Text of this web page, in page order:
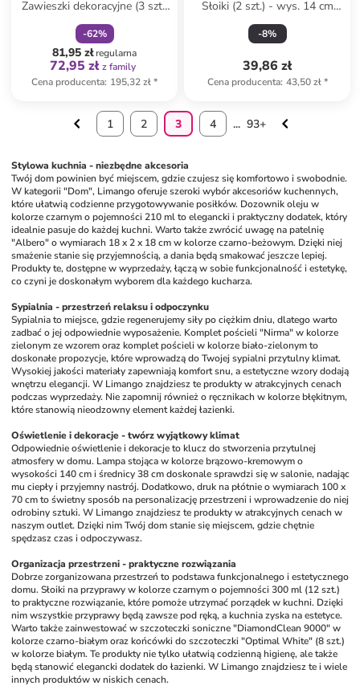
Zawieszki dekoracyjne (3 szt.)
ze wzorem - dł. 12 cm
-62%
81,95 złregularna
72,95 zł z family
Cena producenta: 195,32 zł*
Słoiki (2 szt.) - wys. 14 cm
(produkt niespodzianka)
-8%
39,86 zł
Cena producenta: 43,50 zł*
1 2 3 4 ... 93+
Stylowa kuchnia - niezbędne akcesoria
Twój dom powinien być miejscem, gdzie czujesz się komfortowo i swobodnie.
W kategorii "Dom", Limango oferuje szeroki wybór akcesoriów kuchennych,
które ułatwią codzienne przygotowywanie posiłków. Dozownik oleju w
kolorze czarnym o pojemności 210 ml to elegancki i praktyczny dodatek, który
idealnie pasuje do każdej kuchni. Warto także zwrócić uwagę na patelnię
"Albero" o wymiarach 18 x 2 x 18 cm w kolorze czarno-beżowym. Dzięki niej
smażenie stanie się przyjemnością, a dania będą smakować jeszcze lepiej.
Produkty te, dostępne w wyprzedaży, łączą w sobie funkcjonalność i estetykę,
co czyni je doskonałym wyborem dla każdego kucharza.
Sypialnia - przestrzeń relaksu i odpoczynku
Sypialnia to miejsce, gdzie regenerujemy siły po ciężkim dniu, dlatego warto
zadbać o jej odpowiednie wyposażenie. Komplet pościeli "Nirma" w kolorze
zielonym ze wzorem oraz komplet pościeli w kolorze biało-zielonym to
doskonałe propozycje, które wprowadzą do Twojej sypialni przytulny klimat.
Wysokiej jakości materiały zapewniają komfort snu, a estetyczne wzory dodają
wnętrzu elegancji. W Limango znajdziesz te produkty w atrakcyjnych cenach
podczas wyprzedaży. Nie zapomnij również o ręcznikach w kolorze błękitnym,
które stanowią nieodzowny element każdej łazienki.
Oświetlenie i dekoracje - twórz wyjątkowy klimat
Odpowiednie oświetlenie i dekoracje to klucz do stworzenia przytulnej
atmosfery w domu. Lampa stojąca w kolorze brązowo-kremowym o
wysokości 140 cm i średnicy 38 cm doskonale sprawdzi się w salonie, nadając
mu ciepły i przyjemny nastrój. Dodatkowo, druk na płótnie o wymiarach 100 x
70 cm to świetny sposób na personalizację przestrzeni i wprowadzenie do niej
odrobiny sztuki. W Limango znajdziesz te produkty w atrakcyjnych cenach w
naszym outlet. Dzięki nim Twój dom stanie się miejscem, gdzie chętnie
spędzasz czas i odpoczywasz.
Organizacja przestrzeni - praktyczne rozwiązania
Dobrze zorganizowana przestrzeń to podstawa funkcjonalnego i estetycznego
domu. Słoiki na przyprawy w kolorze czarnym o pojemności 300 ml (12 szt.)
to praktyczne rozwiązanie, które pomoże utrzymać porządek w kuchni. Dzięki
nim wszystkie przyprawy będą zawsze pod ręką, a kuchnia zyska na estetyce.
Warto także zainwestować w szczoteczki soniczne "DiamondClean 9000" w
kolorze czarno-białym oraz końcówki do szczoteczki "Optimal White" (8 szt.)
w kolorze białym. Te produkty nie tylko ułatwią codzienną higienę, ale także
będą stanowić elegancki dodatek do łazienki. W Limango znajdziesz te i wiele
innych produktów w niskich cenach.